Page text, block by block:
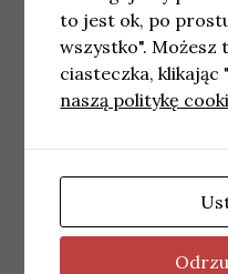
©2026
to jest ok, po
wszystko". Możesz
ciasteczka, klikając
naszą politykę